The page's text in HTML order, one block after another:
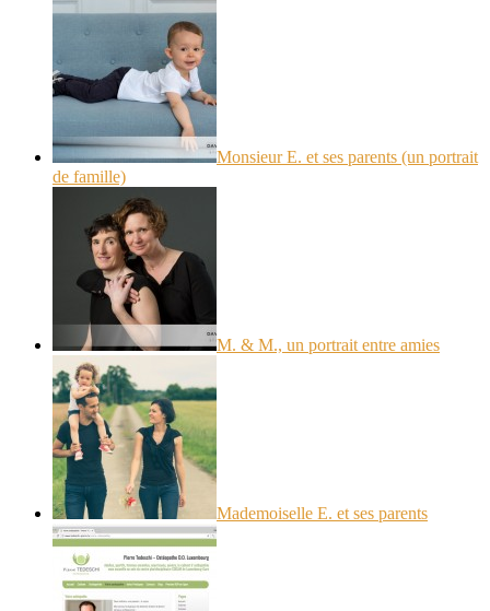
Monsieur E. et ses parents (un portrait
de famille)
M. & M., un portrait entre amies
Mademoiselle E. et ses parents